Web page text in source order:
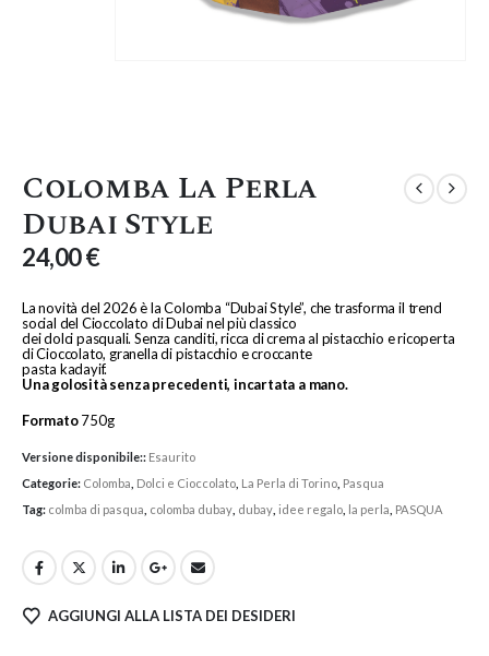
Colomba La Perla
Dubai Style
24,00€
La novità del 2026 è la Colomba “Dubai Style”, che trasforma il trend
social del Cioccolato di Dubai nel più classico
dei dolci pasquali. Senza canditi, ricca di crema al pistacchio e ricoperta
di Cioccolato, granella di pistacchio e croccante
pasta kadayif.
Una golosità senza precedenti, incartata a mano.
Formato750g
Versione disponibile:: Esaurito
Categorie: Colomba Dolci e Cioccolato La Perla di Torino Pasqua
Tag: colmba di pasqua colomba dubay dubay idee regalo la perla PASQUA
AGGIUNGI ALLA LISTA DEI DESIDERI